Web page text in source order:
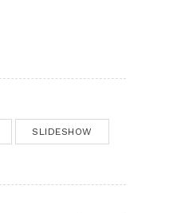
SLIDESHOW